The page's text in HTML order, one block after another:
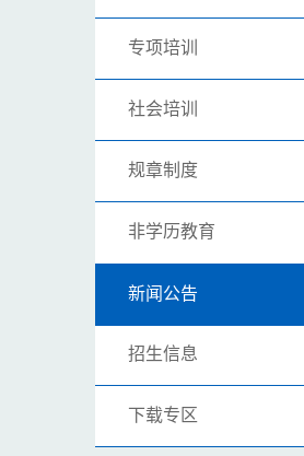
专项培训
社会培训
规章制度
非学历教育
新闻公告
招生信息
下载专区